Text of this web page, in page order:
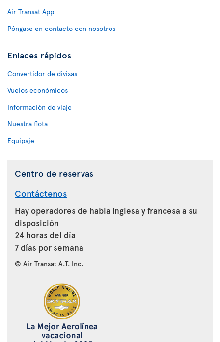
Air Transat App
Póngase en contacto con nosotros
Enlaces rápidos
Convertidor de divisas
Vuelos económicos
Información de viaje
Nuestra flota
Equipaje
Centro de reservas
Contáctenos
Hay operadores de habla inglesa y francesa a su
disposición
24 horas del día
7 días por semana
© Air Transat A.T. Inc.